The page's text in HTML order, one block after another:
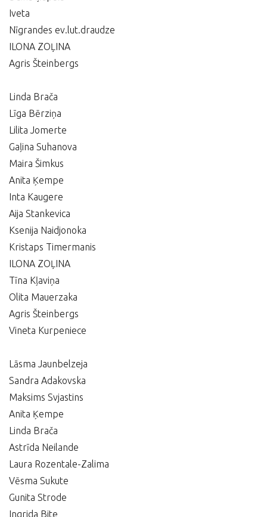
Iveta
Nīgrandes ev.lut.draudze
ILONA ZOĻINA
Agris Šteinbergs
Linda Brača
Līga Bērziņa
Lilita Jomerte
Gaļina Suhanova
Maira Šimkus
Anita Ķempe
Inta Kaugere
Aija Stankevica
Ksenija Naidjonoka
Kristaps Timermanis
ILONA ZOĻINA
Tīna Kļaviņa
Olita Mauerzaka
Agris Šteinbergs
Vineta Kurpeniece
Lāsma Jaunbelzeja
Sandra Adakovska
Maksims Svjastins
Anita Ķempe
Linda Brača
Astrīda Neilande
Laura Rozentale-Zalima
Vēsma Sukute
Gunita Strode
Ingrida Bite